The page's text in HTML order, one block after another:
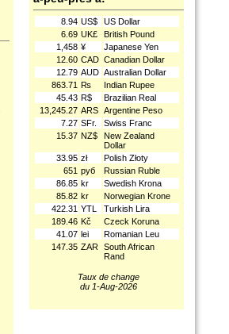
8.94 US$
US Dollar
6.69 UK£
British Pound
1,458 ¥
Japanese Yen
12.60 CAD Canadian Dollar
12.79 AUD Australian Dollar
863.71 ₨
Indian Rupee
45.43 R$
Brazilian Real
13,245.27 ARS Argentine Peso
7.27 SFr.
Swiss Franc
15.37 NZ$
New Zealand
Dollar
33.95 zł
Polish Złoty
651 руб
Russian Ruble
86.85 kr
Swedish Krona
85.82 kr
Norwegian Krone
422.31 YTL
Turkish Lira
189.46 Kč
Czeck Koruna
41.07 lei
Romanian Leu
147.35 ZAR South African
Rand
Taux de change
du 1-Aug-2026